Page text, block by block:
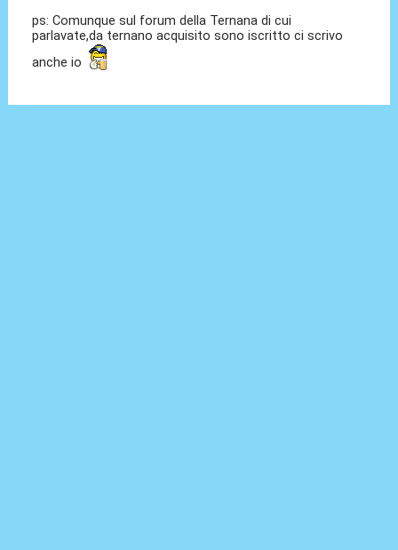
ps: Comunque sul forum della Ternana di cui
parlavate,da ternano acquisito sono iscritto ci scrivo
anche io